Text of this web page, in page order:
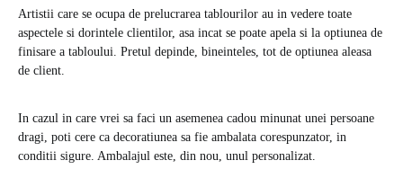
Artistii care se ocupa de prelucrarea tablourilor au in vedere toate
aspectele si dorintele clientilor, asa incat se poate apela si la optiunea de
finisare a tabloului. Pretul depinde, bineinteles, tot de optiunea aleasa
de client.
In cazul in care vrei sa faci un asemenea cadou minunat unei persoane
dragi, poti cere ca decoratiunea sa fie ambalata corespunzator, in
conditii sigure. Ambalajul este, din nou, unul personalizat.